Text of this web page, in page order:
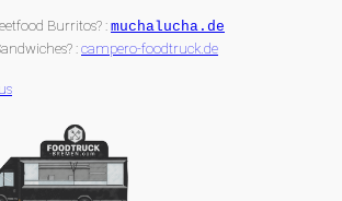
Burritos? : muchalucha.de
: campero-foodtruck.de